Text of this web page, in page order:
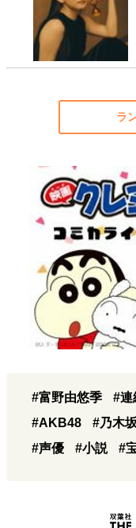
ラ
#富野由悠季 #連
#AKB48
#乃木
#声優
#小説 #